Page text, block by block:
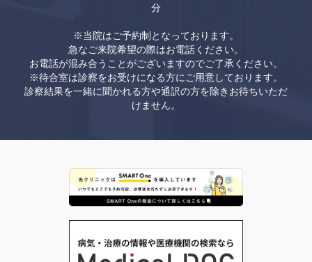
分
※当院はご予約制となっております。
急なご来院希望の際はお電話ください。
お電話が混み合うことがございますのでご了承ください。
※待合室は診察をお受けになる方にご用意しております。
診察結果を一緒に聞かれる方や通訳の方を除きお待ちいただ
けません。